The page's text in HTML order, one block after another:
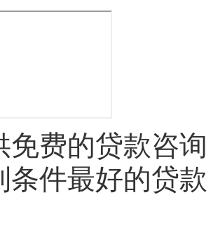
免费的贷款咨询
条件最好的贷款